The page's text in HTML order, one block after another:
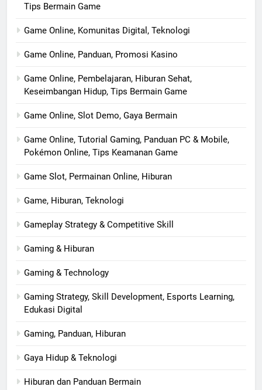
Tips Bermain Game
Game Online, Komunitas Digital, Teknologi
Game Online, Panduan, Promosi Kasino
Game Online, Pembelajaran, Hiburan Sehat,
Keseimbangan Hidup, Tips Bermain Game
Game Online, Slot Demo, Gaya Bermain
Game Online, Tutorial Gaming, Panduan PC & Mobile,
Pokémon Online, Tips Keamanan Game
Game Slot, Permainan Online, Hiburan
Game, Hiburan, Teknologi
Gameplay Strategy & Competitive Skill
Gaming & Hiburan
Gaming & Technology
Gaming Strategy, Skill Development, Esports Learning,
Edukasi Digital
Gaming, Panduan, Hiburan
Gaya Hidup & Teknologi
Hiburan dan Panduan Bermain